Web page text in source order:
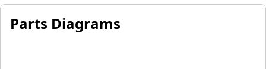
Parts Diagrams